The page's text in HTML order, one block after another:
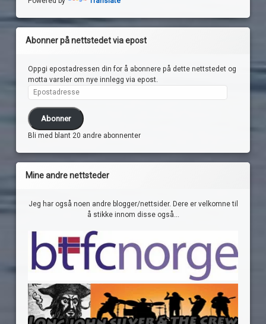
Abonner på nettstedet via epost
Oppgi epostadressen din for å abonnere på dette nettstedet og
motta varsler om nye innlegg via epost.
Epostadresse
Abonner
Bli med blant 20 andre abonnenter
Mine andre nettsteder
Jeg har også noen andre blogger/nettsider. Dere er velkomne til
å stikke innom disse også...